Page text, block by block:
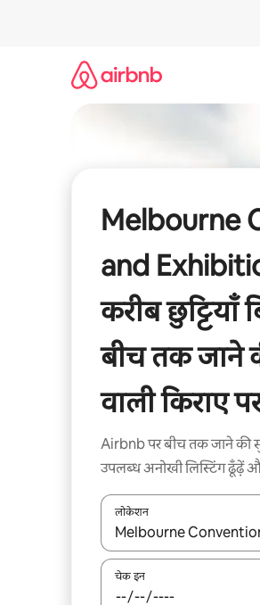
Melbourne
and
करीब छुट्टियाँ
बीच तक जाने
वाली किराए
Airbnb पर बीच तक जाने की
उपलब्ध अनोखी लिस्टिंग ढूँढ़ें
लोकेशन
नतीजों के उपलब्ध होने पर, अप
चेक इन